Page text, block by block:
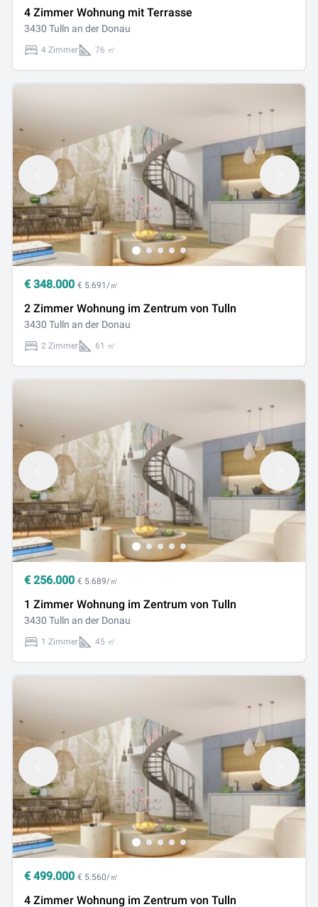
4 Zimmer Wohnung mit Terrasse
3430 Tulln an der Donau
4 Zimmer 76 ㎡
€ 348.000 € 5.691/㎡
2 Zimmer Wohnung im Zentrum von Tulln
3430 Tulln an der Donau
2 Zimmer 61 ㎡
€ 256.000 € 5.689/㎡
1 Zimmer Wohnung im Zentrum von Tulln
3430 Tulln an der Donau
1 Zimmer 45 ㎡
€ 499.000 € 5.560/㎡
4 Zimmer Wohnung im Zentrum von Tulln